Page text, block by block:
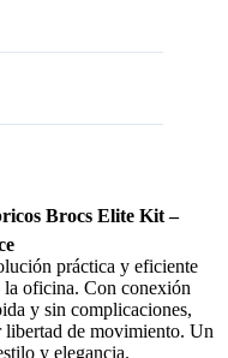
Brocs Elite Kit –
práctica y eficiente
la oficina. Con conexión
y sin complicaciones,
libertad de movimiento. Un
y elegancia.